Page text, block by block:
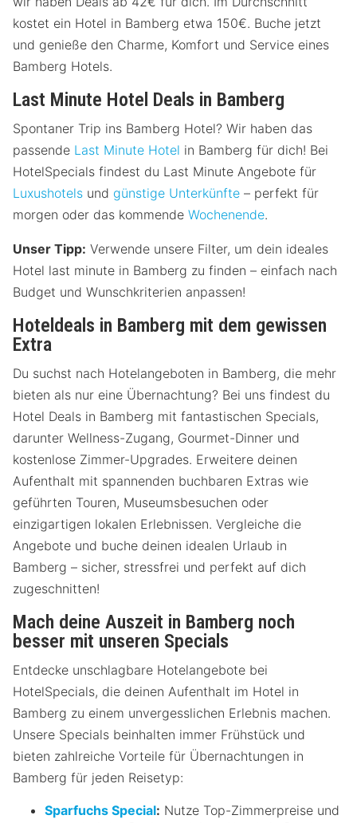
kostet ein Hotel in Bamberg etwa 150€. Buche jetzt
und genieße den Charme, Komfort und Service eines
Bamberg Hotels.
Last Minute Hotel Deals in Bamberg
Spontaner Trip ins Bamberg Hotel? Wir haben das
passende Last Minute Hotel in Bamberg für dich! Bei
HotelSpecials findest du Last Minute Angebote für
Luxushotels und günstige Unterkünfte – perfekt für
morgen oder das kommende Wochenende.
Unser Tipp: Verwende unsere Filter, um dein ideales
Hotel last minute in Bamberg zu finden – einfach nach
Budget und Wunschkriterien anpassen!
Hoteldeals in Bamberg mit dem gewissen
Extra
Du suchst nach Hotelangeboten in Bamberg, die mehr
bieten als nur eine Übernachtung? Bei uns findest du
Hotel Deals in Bamberg mit fantastischen Specials,
darunter Wellness-Zugang, Gourmet-Dinner und
kostenlose Zimmer-Upgrades. Erweitere deinen
Aufenthalt mit spannenden buchbaren Extras wie
geführten Touren, Museumsbesuchen oder
einzigartigen lokalen Erlebnissen. Vergleiche die
Angebote und buche deinen idealen Urlaub in
Bamberg – sicher, stressfrei und perfekt auf dich
zugeschnitten!
Mach deine Auszeit in Bamberg noch
besser mit unseren Specials
Entdecke unschlagbare Hotelangebote bei
HotelSpecials, die deinen Aufenthalt im Hotel in
Bamberg zu einem unvergesslichen Erlebnis machen.
Unsere Specials beinhalten immer Frühstück und
bieten zahlreiche Vorteile für Übernachtungen in
Bamberg für jeden Reisetyp:
Sparfuchs Special: Nutze Top-Zimmerpreise und